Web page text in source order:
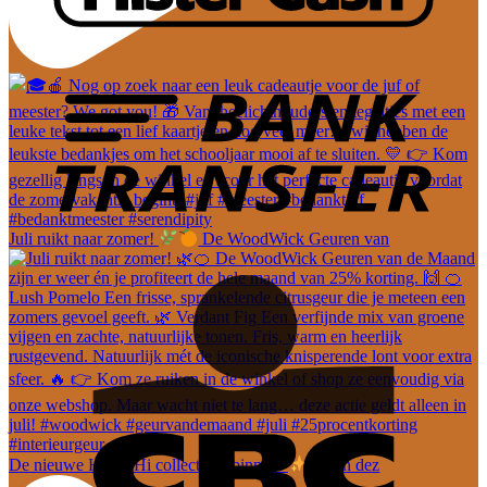
Juli ruikt naar zomer! De WoodWick Geuren van
De nieuwe Hi-Di-Hi collectie is binnen! En dez